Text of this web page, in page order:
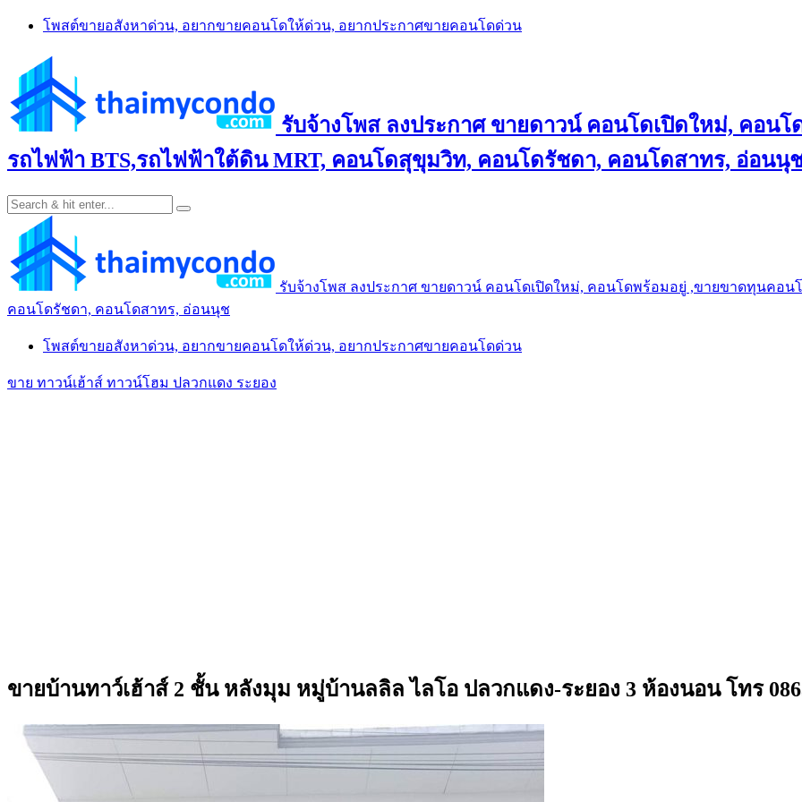
Skip
โพสต์ขายอสังหาด่วน, อยากขายคอนโดให้ด่วน, อยากประกาศขายคอนโดด่วน
รับจ้างโพส ลงประกาศ ขายดาวน์ คอนโดเปิดใหม่, คอน
รถไฟฟ้า BTS,รถไฟฟ้าใต้ดิน MRT, คอนโดสุขุมวิท, คอนโดรัชดา, คอนโดสาทร, อ่อนนุ
รับจ้างโพส ลงประกาศ ขายดาวน์ คอนโดเปิดใหม่, คอนโดพร้อมอยู่ ,ขายขาดทุนคอน
คอนโดรัชดา, คอนโดสาทร, อ่อนนุช
โพสต์ขายอสังหาด่วน, อยากขายคอนโดให้ด่วน, อยากประกาศขายคอนโดด่วน
ขาย ทาวน์เฮ้าส์ ทาวน์โฮม ปลวกแดง ระยอง
ขายบ้านทาว์เฮ้าส์ 2 ชั้น หลังมุม หมู่บ้านลลิล ไลโอ ปลวกแดง-ระยอง 3 ห้องนอน โทร